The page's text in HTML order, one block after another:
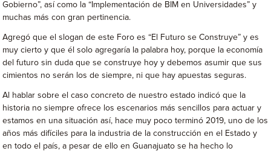
Gobierno”, así como la “Implementación de BIM en Universidades” y
muchas más con gran pertinencia.
Agregó que el slogan de este Foro es “El Futuro se Construye” y es
muy cierto y que él solo agregaría la palabra hoy, porque la economía
del futuro sin duda que se construye hoy y debemos asumir que sus
cimientos no serán los de siempre, ni que hay apuestas seguras.
Al hablar sobre el caso concreto de nuestro estado indicó que la
historia no siempre ofrece los escenarios más sencillos para actuar y
estamos en una situación así, hace muy poco terminó 2019, uno de los
años más difíciles para la industria de la construcción en el Estado y
en todo el país, a pesar de ello en Guanajuato se ha hecho lo